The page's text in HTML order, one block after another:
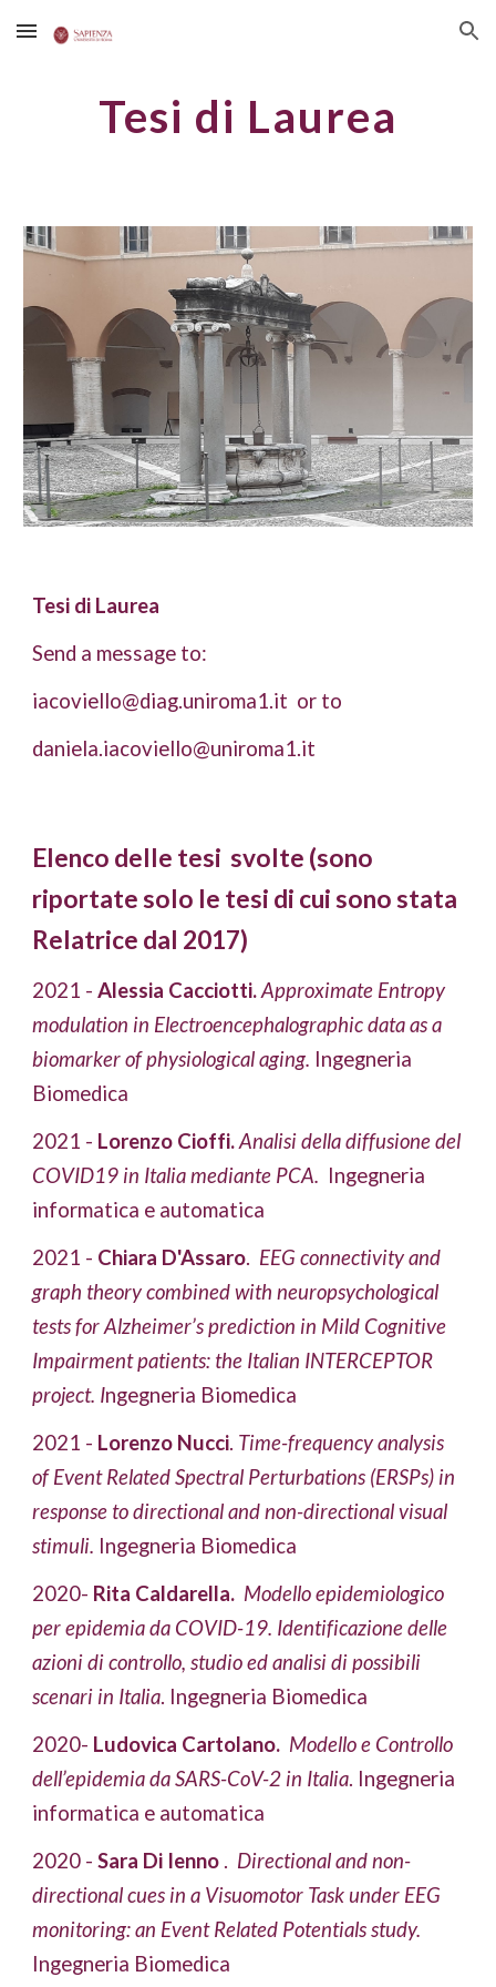
Skip to main content Skip to navigation
Tesi di Laurea
Tesi di Laurea
Send a message to:
iacoviello@diag.uniroma1.it  or to
daniela.iacoviello@uniroma1.it
Elenco delle tesi  svolte (sono
riportate solo le tesi di cui sono stata
Relatrice dal 2017)
2021 - Alessia Cacciotti. Approximate Entropy
modulation in Electroencephalographic data as a
biomarker of physiological aging. Ingegneria
Biomedica
2021 - Lorenzo Cioffi. Analisi della diffusione del
COVID19 in Italia mediante PCA. Ingegneria
informatica e automatica
2021 - Chiara D'Assaro.
  EEG connectivity and
graph theory combined with neuropsychological
tests for Alzheimer’s prediction in Mild Cognitive
Impairment patients: the Italian INTERCEPTOR
project. Ingegneria Biomedica
2021 - Lorenzo Nucci. Time-frequency analysis
of Event Related Spectral Perturbations (ERSPs) in
response to directional and non-directional visual
stimuli. Ingegneria Biomedica
2020- Rita Caldarella. Modello epidemiologico
per epidemia da COVID-19. Identificazione delle
azioni di controllo, studio ed analisi di possibili
scenari in Italia. Ingegneria Biomedica
2020- Ludovica Cartolano. Modello e Controllo
dell’epidemia da SARS-CoV-2 in Italia. Ingegneria
informatica e automatica
2020 - Sara Di Ienno . Directional and non-
directional cues in a Visuomotor Task under EEG
Ingegneria Biomedica